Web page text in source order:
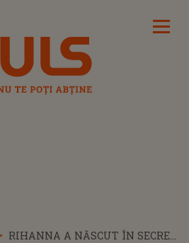
RIHANNA A NĂSCUT ÎN SECRET